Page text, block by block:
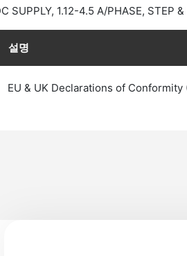
SUPPLY, 1.12-4.5 A/PHASE, STEP
설명
EU & UK Declarations of Conformity